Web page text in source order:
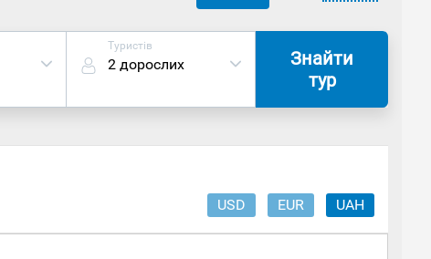
Туристів
2 дорослих
Знайти
тур
USD EUR UAH